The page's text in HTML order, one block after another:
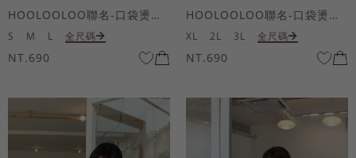
HOOLOOLOO聯名-口袋燙金KUKU熊短袖上衣
S M L 全尺碼
NT.690
HOOLOOLOO聯名-口袋燙金KUKU熊短袖上衣
XL 2L 3L 全尺碼
NT.690